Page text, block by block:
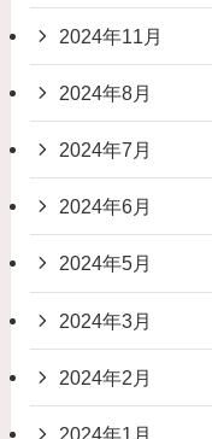
2024年11月
2024年8月
2024年7月
2024年6月
2024年5月
2024年3月
2024年2月
2024年1月